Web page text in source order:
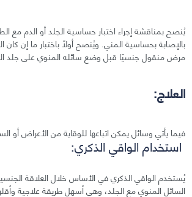
يُنصح بمناقشة إجراء اختبار حساسية الجلد أو الدم مع
بالإصابة بحساسية المني. ويُنصح أولًا باختبار ما إن كان
مرض منقول جنسيًا قبل وضع سائله المنوي على جلد
العلاج:
فيما يأتي وسائل يمكن اتباعها للوقاية من الأعراض أو
استخدام الواقي الذكري:
يُستخدم الواقي الذكري في الأساس خلال العلاقة
السائل المنوي مع الجلد، وهي أسهل طريقة علاجية